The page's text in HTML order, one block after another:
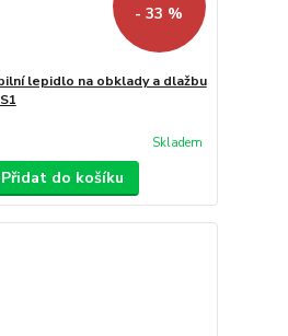
- 33 %
lepidlo na obklady a dlažbu
Skladem
Přidat do košíku